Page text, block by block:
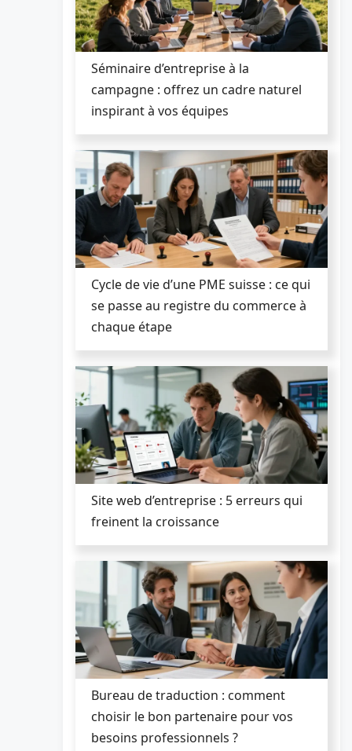
Séminaire d’entreprise à la
campagne : offrez un cadre naturel
inspirant à vos équipes
Cycle de vie d’une PME suisse : ce qui
se passe au registre du commerce à
chaque étape
Site web d’entreprise : 5 erreurs qui
freinent la croissance
Bureau de traduction : comment
choisir le bon partenaire pour vos
besoins professionnels ?